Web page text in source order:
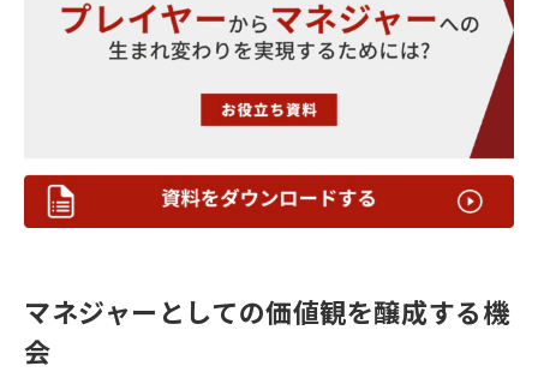
マネジャーとしての価値観を醸成する機
会